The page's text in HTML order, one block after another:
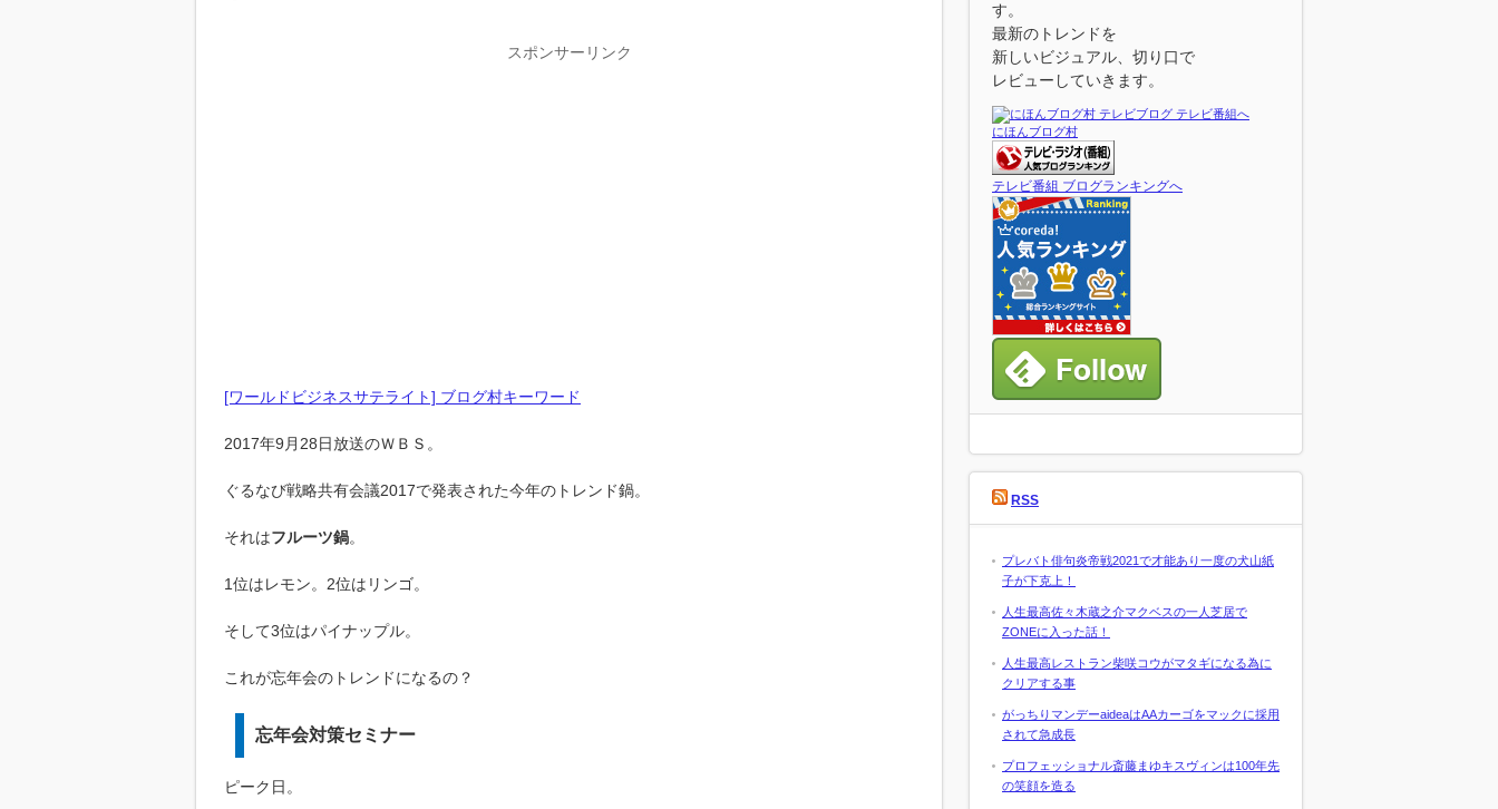
スポンサーリンク
[ワールドビジネスサテライト] ブログ村キーワード
2017年9月28日放送のＷＢＳ。
ぐるなび戦略共有会議2017で発表された今年のトレンド鍋。
それはフルーツ鍋。
1位はレモン。2位はリンゴ。
そして3位はパイナップル。
これが忘年会のトレンドになるの？
忘年会対策セミナー
ピーク日。
す。
最新のトレンドを
新しいビジュアル、切り口で
レビューしていきます。
にほんブログ村
テレビ番組 ブログランキングへ
RSS
プレバト俳句炎帝戦2021で才能あり一度の犬山紙
子が下克上！
人生最高佐々木蔵之介マクベスの一人芝居で
ZONEに入った話！
人生最高レストラン柴咲コウがマタギになる為に
クリアする事
がっちりマンデーaideaはAAカーゴをマックに採用
されて急成長
プロフェッショナル斎藤まゆキスヴィンは100年先
の笑顔を造る